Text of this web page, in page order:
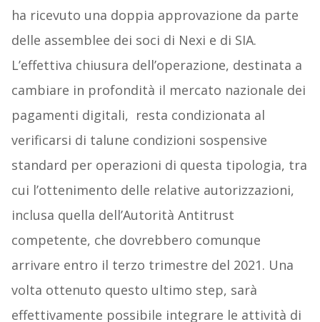
ha ricevuto una doppia approvazione da parte
delle assemblee dei soci di Nexi e di SIA.
L’effettiva chiusura dell’operazione, destinata a
cambiare in profondità il mercato nazionale dei
pagamenti digitali, resta condizionata al
verificarsi di talune condizioni sospensive
standard per operazioni di questa tipologia, tra
cui l’ottenimento delle relative autorizzazioni,
inclusa quella dell’Autorità Antitrust
competente, che dovrebbero comunque
arrivare entro il terzo trimestre del 2021. Una
volta ottenuto questo ultimo step, sarà
effettivamente possibile integrare le attività di